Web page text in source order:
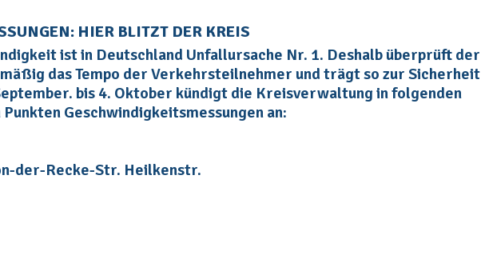
HIER BLITZT DER KREIS
ist in Deutschland Unfallursache Nr. 1. Deshalb überprüft der
das Tempo der Verkehrsteilnehmer und trägt so zur Sicherheit
bis 4. Oktober kündigt die Kreisverwaltung in folgenden
Geschwindigkeitsmessungen an:
der-Recke-Str. Heilkenstr.